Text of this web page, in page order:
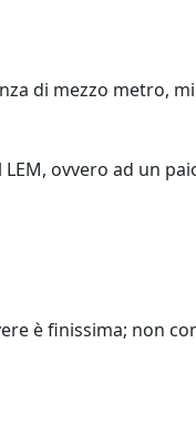
di mezzo metro,
ovvero ad un
è finissima; non